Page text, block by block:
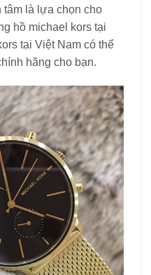
là lựa chọn cho
hồ michael kors tại
tại Việt Nam có thể
hãng cho bạn.